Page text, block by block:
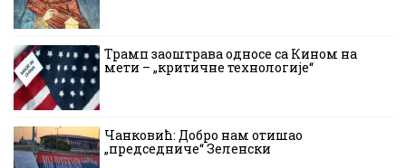
Трамп заоштрава односе са Кином на
мети – „критичне технологије“
Чанковић: Добро нам отишао
„председниче“ Зеленски